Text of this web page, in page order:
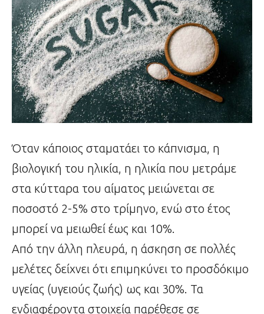
Όταν κάποιος σταματάει το κάπνισμα, η
βιολογική του ηλικία, η ηλικία που μετράμε
στα κύτταρα του αίματος μειώνεται σε
ποσοστό 2-5% στο τρίμηνο, ενώ στο έτος
μπορεί να μειωθεί έως και 10%.
Από την άλλη πλευρά, η άσκηση σε πολλές
μελέτες δείχνει ότι επιμηκύνει το προσδόκιμο
υγείας (υγειούς ζωής) ως και 30%. Τα
ενδιαφέροντα στοιχεία παρέθεσε σε